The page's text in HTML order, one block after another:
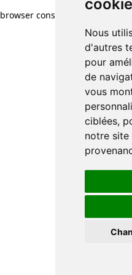
Nous
d'autres
pour
de
vous
ciblées,
notre site
Nous
d'autres
pour
de
vous
ciblées,
notre site
browser console for more